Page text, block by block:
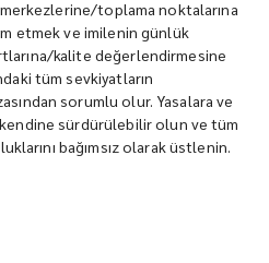
toplama noktalarına
etmek ve imilenin günlük
kalite değerlendirmesine
tüm sevkiyatların
sorumlu olur. Yasalara ve
sürdürülebilir olun ve tüm
bağımsız olarak üstlenin.